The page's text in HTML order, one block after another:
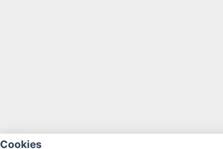
Cookies